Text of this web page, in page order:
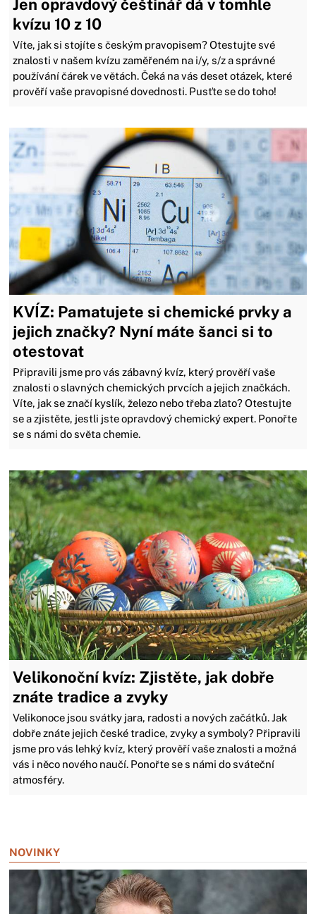
Jen opravdový češtinář dá v tomhle
kvízu 10 z 10
Víte, jak si stojíte s českým pravopisem? Otestujte své
znalosti v našem kvízu zaměřeném na i/y, s/z a správné
používání čárek ve větách. Čeká na vás deset otázek, které
prověří vaše pravopisné dovednosti. Pusťte se do toho!
KVÍZ: Pamatujete si chemické prvky a
jejich značky? Nyní máte šanci si to
otestovat
Připravili jsme pro vás zábavný kvíz, který prověří vaše
znalosti o slavných chemických prvcích a jejich značkách.
Víte, jak se značí kyslík, železo nebo třeba zlato? Otestujte
se a zjistěte, jestli jste opravdový chemický expert. Ponořte
se s námi do světa chemie.
Velikonoční kvíz: Zjistěte, jak dobře
znáte tradice a zvyky
Velikonoce jsou svátky jara, radosti a nových začátků. Jak
dobře znáte jejich české tradice, zvyky a symboly? Připravili
jsme pro vás lehký kvíz, který prověří vaše znalosti a možná
vás i něco nového naučí. Ponořte se s námi do sváteční
atmosféry.
NOVINKY